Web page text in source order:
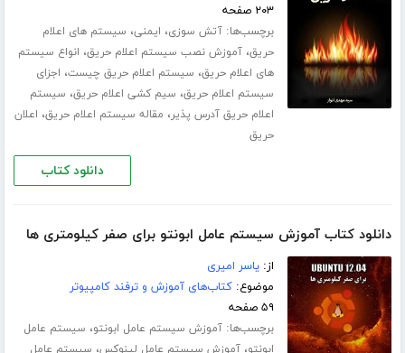
۲۰۳ صفحه
برچسب‌ها:آتش سوزی، ایمنی، سیستم های اعلام
حریق،آموزش نصب سیستم اعلام حریق، انواع سیستم
های اعلام حریق، سیستم اعلام حریق چیست، اجزای
سیستم اعلام حریق، سیم کشی اعلام حریق، سیستم
اعلام حریق آدرس پذیر، مقاله سیستم اعلام حریق، اعلان
حریق
دانلود کتاب
دانلود کتاب آموزش سیستم عامل ابونتو برای صفر کیلومتری ها
از:یاسر امیری
موضوع:کتاب‌های آموزش و ترفند کامپیوتر
۵۹ صفحه
برچسب‌ها:آموزش سیستم عامل ابونتو، سیستم عامل
ابونتو،آموزش سیستم عامل لینوکس، سیستم عامل